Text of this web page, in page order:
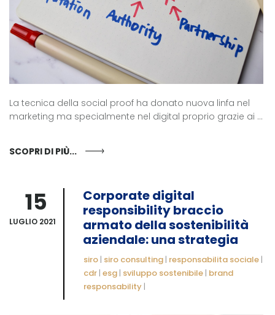
La tecnica della social proof ha donato nuova linfa nel
marketing ma specialmente nel digital proprio grazie ai ...
SCOPRI DI PIÙ...
15
LUGLIO 2021
Corporate digital
responsibility braccio
armato della sostenibilità
aziendale: una strategia
siro | siro consulting | responsabilita sociale |
cdr | esg | sviluppo sostenibile | brand
responsability |